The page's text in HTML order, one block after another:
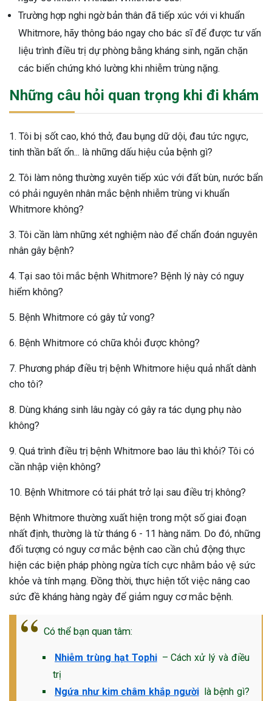
Trường hợp nghi ngờ bản thân đã tiếp xúc với vi khuẩn
Whitmore, hãy thông báo ngay cho bác sĩ để được tư vấn
liệu trình điều trị dự phòng bằng kháng sinh, ngăn chặn
các biến chứng khó lường khi nhiễm trùng nặng.
Những câu hỏi quan trọng khi đi khám
1. Tôi bị sốt cao, khó thở, đau bụng dữ dội, đau tức ngực,
tinh thần bất ổn... là những dấu hiệu của bệnh gì?
2. Tôi làm nông thường xuyên tiếp xúc với đất bùn, nước bẩn
có phải nguyên nhân mắc bệnh nhiễm trùng vi khuẩn
Whitmore không?
3. Tôi cần làm những xét nghiệm nào để chẩn đoán nguyên
nhân gây bệnh?
4. Tại sao tôi mắc bệnh Whitmore? Bệnh lý này có nguy
hiểm không?
5. Bệnh Whitmore có gây tử vong?
6. Bệnh Whitmore có chữa khỏi được không?
7. Phương pháp điều trị bệnh Whitmore hiệu quả nhất dành
cho tôi?
8. Dùng kháng sinh lâu ngày có gây ra tác dụng phụ nào
không?
9. Quá trình điều trị bệnh Whitmore bao lâu thì khỏi? Tôi có
cần nhập viện không?
10. Bệnh Whitmore có tái phát trở lại sau điều trị không?
Bệnh Whitmore thường xuất hiện trong một số giai đoạn
nhất định, thường là từ tháng 6 - 11 hàng năm. Do đó, những
đối tượng có nguy cơ mắc bệnh cao cần chủ động thực
hiện các biện pháp phòng ngừa tích cực nhằm bảo vệ sức
khỏe và tính mạng. Đồng thời, thực hiện tốt việc nâng cao
sức đề kháng hàng ngày để giảm nguy cơ mắc bệnh.
Có thể bạn quan tâm:
Nhiễm trùng hạt Tophi – Cách xử lý và điều
trị
Ngứa như kim châm khắp người là bệnh gì?